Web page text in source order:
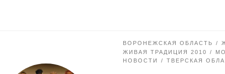
ВОРОНЕЖСКАЯ ОБЛАСТЬ
ЖИВАЯ ТРАДИЦИЯ 2010
НОВОСТИ
ТВЕРСКАЯ